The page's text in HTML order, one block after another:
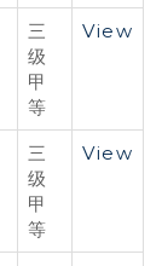
三
级
甲
等
View
三
级
甲
等
View